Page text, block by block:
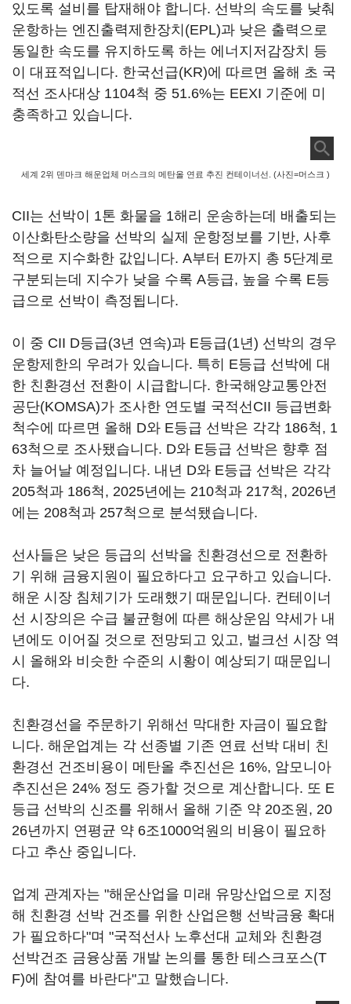
있도록 설비를 탑재해야 합니다. 선박의 속도를 낮춰
운항하는 엔진출력제한장치(EPL)과 낮은 출력으로
동일한 속도를 유지하도록 하는 에너지저감장치 등
이 대표적입니다. 한국선급(KR)에 따르면 올해 초 국
적선 조사대상 1104척 중 51.6%는 EEXI 기준에 미
충족하고 있습니다.
세계 2위 덴마크 해운업체 머스크의 메탄올 연료 추진 컨테이너선. (사진=머스크 )
CII는 선박이 1톤 화물을 1해리 운송하는데 배출되는
이산화탄소량을 선박의 실제 운항정보를 기반, 사후
적으로 지수화한 값입니다. A부터 E까지 총 5단계로
구분되는데 지수가 낮을 수록 A등급, 높을 수록 E등
급으로 선박이 측정됩니다.
이 중 CII D등급(3년 연속)과 E등급(1년) 선박의 경우
운항제한의 우려가 있습니다. 특히 E등급 선박에 대
한 친환경선 전환이 시급합니다. 한국해양교통안전
공단(KOMSA)가 조사한 연도별 국적선CII 등급변화
척수에 따르면 올해 D와 E등급 선박은 각각 186척, 1
63척으로 조사됐습니다. D와 E등급 선박은 향후 점
차 늘어날 예정입니다. 내년 D와 E등급 선박은 각각
205척과 186척, 2025년에는 210척과 217척, 2026년
에는 208척과 257척으로 분석됐습니다.
선사들은 낮은 등급의 선박을 친환경선으로 전환하
기 위해 금융지원이 필요하다고 요구하고 있습니다.
해운 시장 침체기가 도래했기 때문입니다. 컨테이너
선 시장의은 수급 불균형에 따른 해상운임 약세가 내
년에도 이어질 것으로 전망되고 있고, 벌크선 시장 역
시 올해와 비슷한 수준의 시황이 예상되기 때문입니
다.
친환경선을 주문하기 위해선 막대한 자금이 필요합
니다. 해운업계는 각 선종별 기존 연료 선박 대비 친
환경선 건조비용이 메탄올 추진선은 16%, 암모니아
추진선은 24% 정도 증가할 것으로 계산합니다. 또 E
등급 선박의 신조를 위해서 올해 기준 약 20조원, 20
26년까지 연평균 약 6조1000억원의 비용이 필요하
다고 추산 중입니다.
업계 관계자는 "해운산업을 미래 유망산업으로 지정
해 친환경 선박 건조를 위한 산업은행 선박금융 확대
가 필요하다"며 "국적선사 노후선대 교체와 친환경
선박건조 금융상품 개발 논의를 통한 테스크포스(T
F)에 참여를 바란다"고 말했습니다.